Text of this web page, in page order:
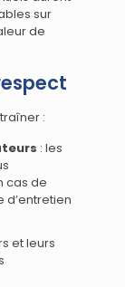
sur
de
:
: les
cas de
d’entretien
et leurs